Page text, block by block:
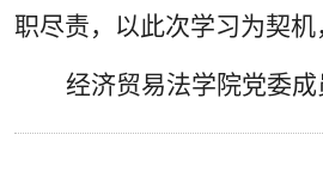
职尽责，以此次学习为契
经济贸易法学院党委